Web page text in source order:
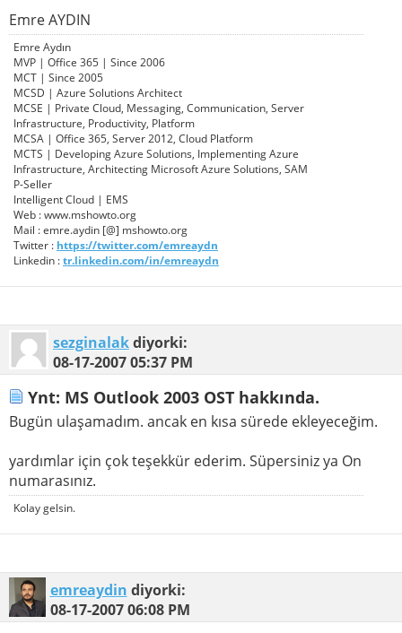
Emre AYDIN
Emre Aydın
MVP | Office 365 | Since 2006
MCT | Since 2005
MCSD | Azure Solutions Architect
MCSE | Private Cloud, Messaging, Communication, Server
Infrastructure, Productivity, Platform
MCSA | Office 365, Server 2012, Cloud Platform
MCTS | Developing Azure Solutions, Implementing Azure
Infrastructure, Architecting Microsoft Azure Solutions, SAM
P-Seller
Intelligent Cloud | EMS
Web : www.mshowto.org
Mail : emre.aydin [@] mshowto.org
Twitter : https://twitter.com/emreaydn
Linkedin :tr.linkedin.com/in/emreaydn
sezginalakdiyorki:
08-17-200705:37 PM
Ynt: MS Outlook 2003 OST hakkında.
Bugün ulaşamadım. ancak en kısa sürede ekleyeceğim.
yardımlar için çok teşekkür ederim. Süpersiniz ya On
numarasınız.
Kolay gelsin.
emreaydin diyorki:
08-17-200706:08 PM